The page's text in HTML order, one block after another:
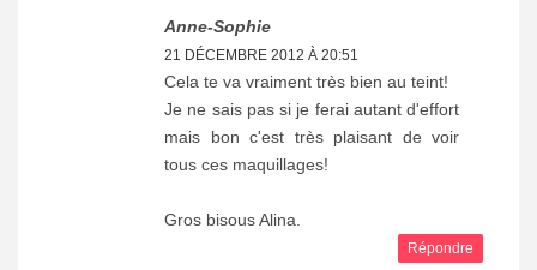
Anne-Sophie
21 DÉCEMBRE 2012 À 20:51
Cela te va vraiment très bien au teint!
Je ne sais pas si je ferai autant d'effort
mais bon c'est très plaisant de voir
tous ces maquillages!
Gros bisous Alina.
Répondre